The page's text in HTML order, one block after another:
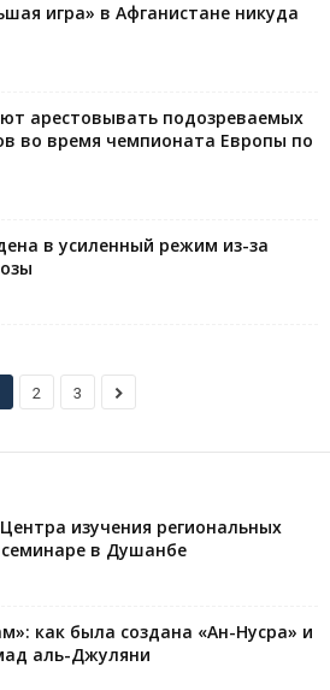
игра» в Афганистане никуда
арестовывать подозреваемых
во время чемпионата Европы по
в усиленный режим из-за
2 3
изучения региональных
в Душанбе
как была создана «Ан-Нусра» и
аль-Джуляни